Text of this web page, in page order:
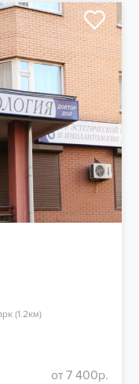
(1.2км)
от 7 400р.